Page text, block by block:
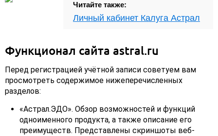
Читайте также:
Личный кабинет Калуга Астрал
Функционал сайта astral.ru
Перед регистрацией учётной записи советуем вам
просмотреть содержимое нижеперечисленных
разделов:
«Астрал.ЭДО». Обзор возможностей и функций
одноименного продукта, а также описание его
преимуществ. Представлены скриншоты веб-